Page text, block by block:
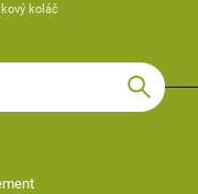
koláč